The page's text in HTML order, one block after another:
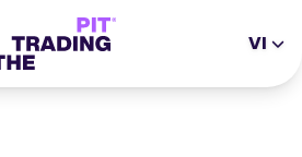
VI
DE
ES
IT